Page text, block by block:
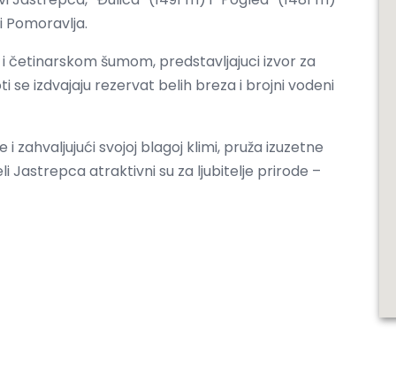
šumom, predstavljajuci izvor za
se izdvajaju rezervat belih breza i brojni vodeni
zahvaljujući svojoj blagoj klimi, pruža izuzetne
Jastrepca atraktivni su za ljubitelje prirode –